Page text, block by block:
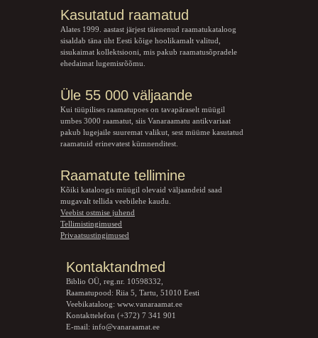
Kasutatud raamatud
Alates 1999. aastast järjest täienenud raamatukataloog
sisaldab täna üht Eesti kõige hoolikamalt valitud,
sisukaimat kollektsiooni, mis pakub raamatusõpradele
ehedaimat lugemisrõõmu.
Üle 55 000 väljaande
Kui tüüpilises raamatupoes on tavapäraselt müügil
umbes 3000 raamatut, siis Vanaraamatu antikvariaat
pakub lugejaile suuremat valikut, sest müüme kasutatud
raamatuid erinevatest kümnenditest.
Raamatute tellimine
Kõiki kataloogis müügil olevaid väljaandeid saad
mugavalt tellida veebilehe kaudu.
Veebist ostmise juhend
Tellimistingimused
Privaatsustingimused
Kontaktandmed
Biblio OÜ, reg.nr. 10598332,
Raamatupood: Riia 5, Tartu, 51010 Eesti
Veebikataloog: www.vanaraamat.ee
Kontakttelefon (+372) 7 341 901
E-mail: info@vanaraamat.ee